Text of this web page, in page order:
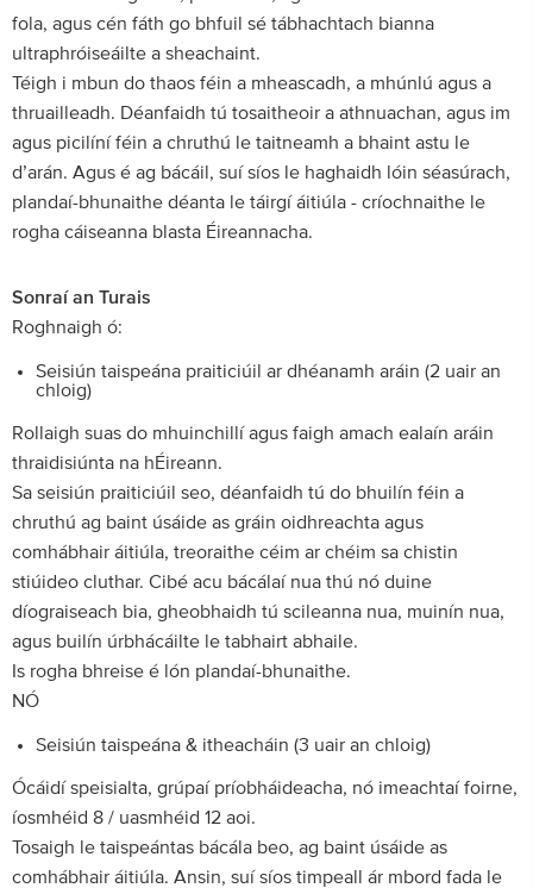
fola, agus cén fáth go bhfuil sé tábhachtach bianna
ultraphróiseáilte a sheachaint.
Téigh i mbun do thaos féin a mheascadh, a mhúnlú agus a
thruailleadh. Déanfaidh tú tosaitheoir a athnuachan, agus im
agus picilíní féin a chruthú le taitneamh a bhaint astu le
d’arán. Agus é ag bácáil, suí síos le haghaidh lóin séasúrach,
plandaí-bhunaithe déanta le táirgí áitiúla - críochnaithe le
rogha cáiseanna blasta Éireannacha.
Sonraí an Turais
Roghnaigh ó:
Seisiún taispeána praiticiúil ar dhéanamh aráin (2 uair an
chloig)
Rollaigh suas do mhuinchillí agus faigh amach ealaín aráin
thraidisiúnta na hÉireann.
Sa seisiún praiticiúil seo, déanfaidh tú do bhuilín féin a
chruthú ag baint úsáide as gráin oidhreachta agus
comhábhair áitiúla, treoraithe céim ar chéim sa chistin
stiúideo cluthar. Cibé acu bácálaí nua thú nó duine
díograiseach bia, gheobhaidh tú scileanna nua, muinín nua,
agus builín úrbhácáilte le tabhairt abhaile.
Is rogha bhreise é lón plandaí-bhunaithe.
NÓ
Seisiún taispeána & itheacháin (3 uair an chloig)
Ócáidí speisialta, grúpaí príobháideacha, nó imeachtaí foirne,
íosmhéid 8 / uasmhéid 12 aoi.
Tosaigh le taispeántas bácála beo, ag baint úsáide as
comhábhair áitiúla. Ansin, suí síos timpeall ár mbord fada le